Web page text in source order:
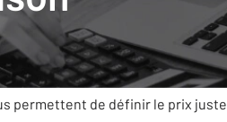
avec CENTURY
compétences qui prennent en
(état, superficie,
permettent de définir le prix juste.